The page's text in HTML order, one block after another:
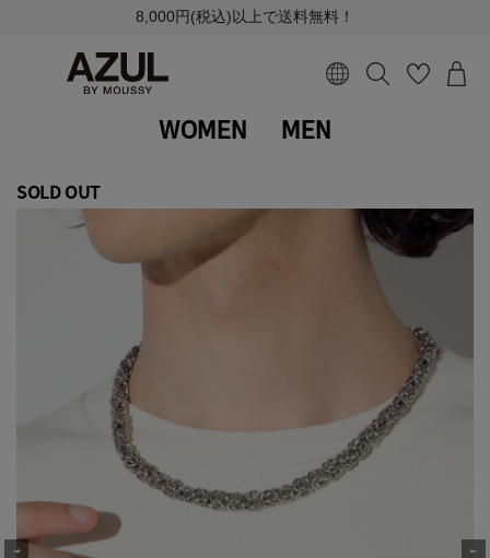
8,000円(税込)以上で送料無料！
WOMEN MEN
SOLD OUT